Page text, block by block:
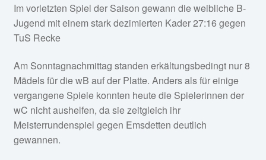
Im vorletzten Spiel der Saison gewann die weibliche B-
Jugend mit einem stark dezimierten Kader 27:16 gegen
TuS Recke
Am Sonntagnachmittag standen erkältungsbedingt nur 8
Mädels für die wB auf der Platte. Anders als für einige
vergangene Spiele konnten heute die Spielerinnen der
wC nicht aushelfen, da sie zeitgleich ihr
Meisterrundenspiel gegen Emsdetten deutlich
gewannen.